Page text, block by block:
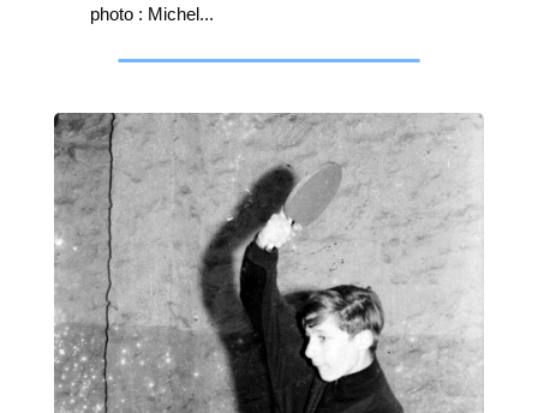
photo : Michel...